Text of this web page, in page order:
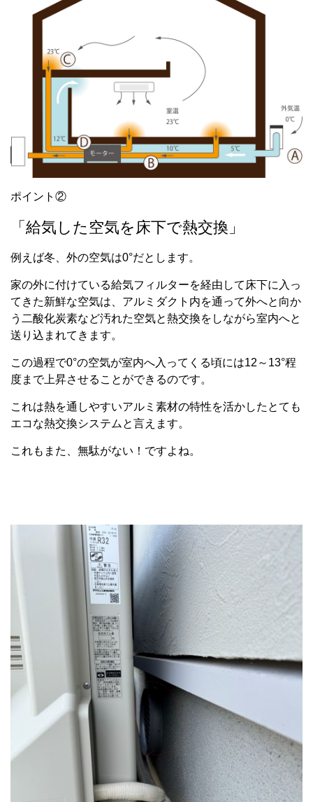
ポイント②
「給気した空気を床下で熱交換」
例えば冬、外の空気は0°だとします。
家の外に付けている給気フィルターを経由して床下に入っ
てきた新鮮な空気は、アルミダクト内を通って外へと向か
う二酸化炭素など汚れた空気と熱交換をしながら室内へと
送り込まれてきます。
この過程で0°の空気が室内へ入ってくる頃には12～13°程
度まで上昇させることができるのです。
これは熱を通しやすいアルミ素材の特性を活かしたとても
エコな熱交換システムと言えます。
これもまた、無駄がない！ですよね。